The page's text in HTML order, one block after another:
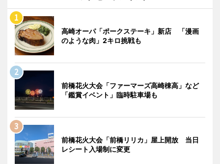
高崎オーパ「ポークステーキ」新店 「漫画
のような肉」2キロ挑戦も
前橋花火大会「ファーマーズ高崎棟高」など
「鑑賞イベント」臨時駐車場も
前橋花火大会「前橋リリカ」屋上開放 当日
レシート入場制に変更